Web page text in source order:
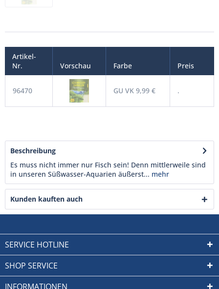
Artikel-
Nr.
Vorschau Farbe Preis
96470 GU VK 9,99 € .
Beschreibung
Es muss nicht immer nur Fisch sein! Denn mittlerweile sind
in unseren Süßwasser-Aquarien äußerst... mehr
Kunden kauften auch
SERVICE HOTLINE
SHOP SERVICE
INFORMATIONEN